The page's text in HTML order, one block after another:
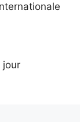
jour